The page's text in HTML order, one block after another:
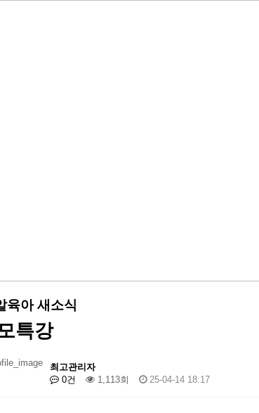
알육아 새소식
특강
최고관리자
0건
1,113회 25-04-14 18:17